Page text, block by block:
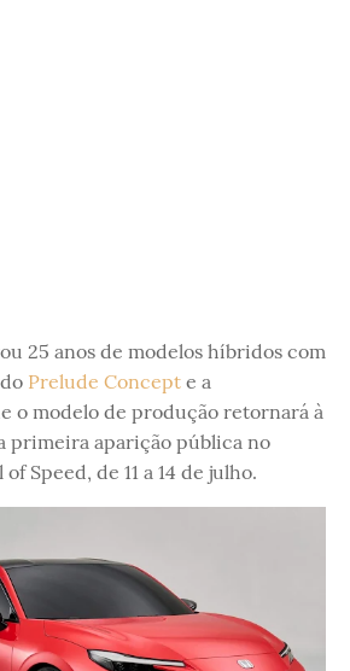
25 anos de modelos híbridos com
Prelude Concept e a
o modelo de produção retornará à
primeira aparição pública no
Speed, de 11 a 14 de julho.